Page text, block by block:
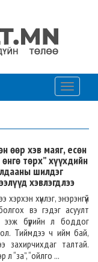
Toggle
өөр хэв маяг, есөн
төрх” хүүхдийн
шилдэг
хэвлэгдлээ
хэрхэн хүнлэг, энэрэнгүй
вэ гэдэг асуулт
ээж бүрийн л боддог
Тиймдээ ч ийм бай,
захирчихдаг талтай.
л “за”, “ойлго ...